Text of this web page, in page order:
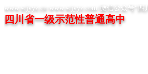
www.scjyyz.cn www.scjyyz.com 微信公众号“四
四川省一级示范性普通高中